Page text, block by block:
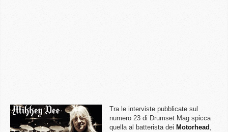
Tra le interviste pubblicate sul
numero 23 di Drumset Mag spicca
quella al batterista dei Motorhead ,